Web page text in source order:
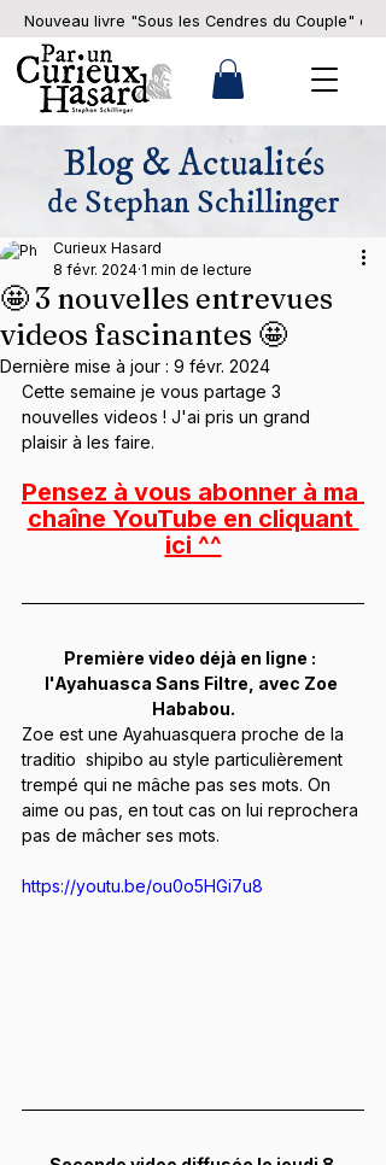
Nouveau livre "Sous les Cendres du Couple" en
Blog & Actualités
de Stephan Schillinger
🤩 3 nouvelles entrevues
videos fascinantes 🤩
Curieux Hasard
8 févr. 2024 1 min de lecture
Dernière mise à jour : 9 févr. 2024
Cette semaine je vous partage 3
nouvelles videos ! J'ai pris un grand
plaisir à les faire.
Pensez à vous abonner à ma
chaîne YouTube en cliquant
ici ^^
Première video déjà en ligne :
l'Ayahuasca Sans Filtre, avec Zoe
Hababou.
Zoe est une Ayahuasquera proche de la
traditio  shipibo au style particulièrement
trempé qui ne mâche pas ses mots. On
aime ou pas, en tout cas on lui reprochera
pas de mâcher ses mots.
https://youtu.be/ou0o5HGi7u8